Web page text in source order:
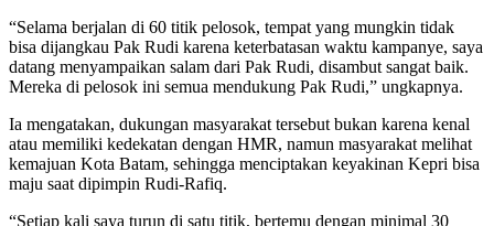
“Selama berjalan di 60 titik pelosok, tempat yang mungkin tidak
bisa dijangkau Pak Rudi karena keterbatasan waktu kampanye, saya
datang menyampaikan salam dari Pak Rudi, disambut sangat baik.
Mereka di pelosok ini semua mendukung Pak Rudi,” ungkapnya.
Ia mengatakan, dukungan masyarakat tersebut bukan karena kenal
atau memiliki kedekatan dengan HMR, namun masyarakat melihat
kemajuan Kota Batam, sehingga menciptakan keyakinan Kepri bisa
maju saat dipimpin Rudi-Rafiq.
“Setiap kali saya turun di satu titik, bertemu dengan minimal 30